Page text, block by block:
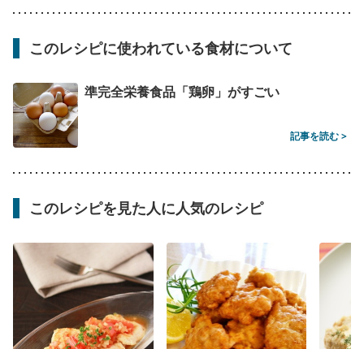
このレシピに使われている食材について
準完全栄養食品「鶏卵」がすごい
記事を読む >
このレシピを見た人に人気のレシピ